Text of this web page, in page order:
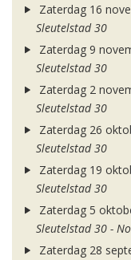
Zaterdag 16
Sleutelstad 30
Zaterdag 9
Sleutelstad 30
Zaterdag 2
Sleutelstad 30
Zaterdag 26
Sleutelstad 30
Zaterdag 19
Sleutelstad 30
Zaterdag 5
Sleutelstad 30 -
Zaterdag 28